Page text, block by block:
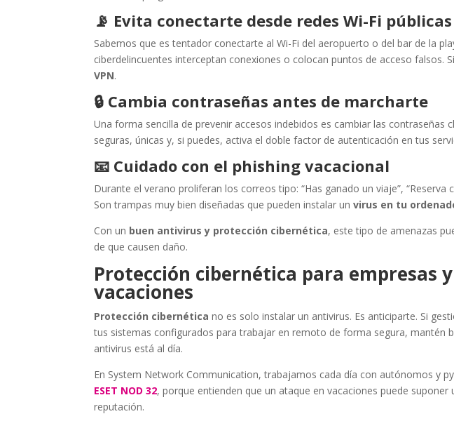
📡 Evita conectarte desde redes Wi-Fi públicas
Sabemos que es tentador conectarte al Wi-Fi del aeropuerto o del bar de la
ciberdelincuentes interceptan conexiones o colocan puntos de acceso falsos.
VPN.
🔒 Cambia contraseñas antes de marcharte
Una forma sencilla de prevenir accesos indebidos es cambiar las contraseñas
seguras, únicas y, si puedes, activa el doble factor de autenticación en tus
📧 Cuidado con el phishing vacacional
Durante el verano proliferan los correos tipo: “Has ganado un viaje”, “Reserva
Son trampas muy bien diseñadas que pueden instalar unvirus en tu
Con un buen antivirus y protección cibernética, este tipo de amenazas
de que causen daño.
Protección cibernética para empresas
vacaciones
Protección cibernética no es solo instalar un antivirus. Es anticiparte. Si
tus sistemas configurados para trabajar en remoto de forma segura, mantén
antivirus está al día.
En System Network Communication, trabajamos cada día con autónomos y
ESET NOD 32, porque entienden que un ataque en vacaciones puede
reputación.